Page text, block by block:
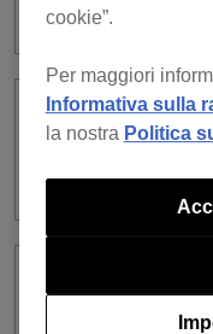
Option?
Qual è la
AlphaTheta
l’accesso di
Come si usa
powered by
cookie”.
Per maggiori
Informativa sulla
la nostra Politica